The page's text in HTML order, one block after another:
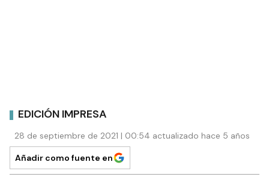
EDICIÓN IMPRESA
28 de septiembre de 2021 | 00:54 actualizado hace 5 años
Añadir como fuente en